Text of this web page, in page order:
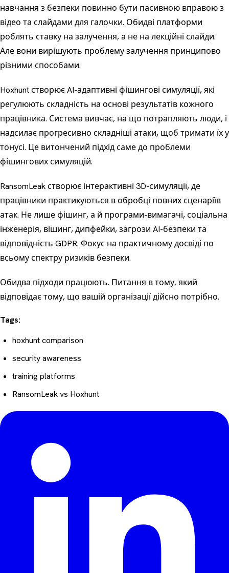
навчання з безпеки повинно бути пасивною вправою з
відео та слайдами для галочки. Обидві платформи
роблять ставку на залучення, а не на лекційні слайди.
Але вони вирішують проблему залучення принципово
різними способами.
Hoxhunt створює AI-адаптивні фішингові симуляції, які
регулюють складність на основі результатів кожного
працівника. Система вивчає, на що потрапляють люди, і
надсилає прогресивно складніші атаки, щоб тримати їх у
тонусі. Це витончений підхід саме до проблеми
фішингових симуляцій.
RansomLeak створює інтерактивні 3D-симуляції, де
працівники практикуються в обробці повних сценаріїв
атак. Не лише фішинг, а й програми-вимагачі, соціальна
інженерія, вішинг, дипфейки, загрози AI-безпеки та
відповідність GDPR. Фокус на практичному досвіді по
всьому спектру ризиків безпеки.
Обидва підходи працюють. Питання в тому, який
відповідає тому, що вашій організації дійсно потрібно.
Tags:
hoxhunt comparison
security awareness
training platforms
RansomLeak vs Hoxhunt